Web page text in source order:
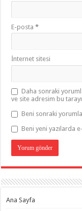
E-posta*
İnternet sitesi
Daha sonraki
ve site adresim bu
Beni sonraki
Beni yeni yazılarda
Ana Sayfa